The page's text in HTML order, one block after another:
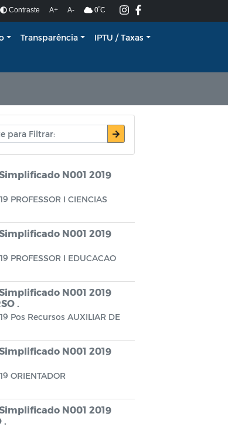
Contraste A+ A- 0ºC
Transparência IPTU / Taxas
N001 2019
I CIENCIAS
N001 2019
I EDUCACAO
N001 2019
.
Pos Recursos AUXILIAR DE
N001 2019
ORIENTADOR
N001 2019